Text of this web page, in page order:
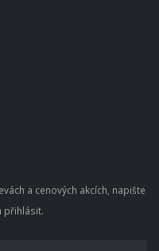
a cenových akcích, napište
přihlásit.